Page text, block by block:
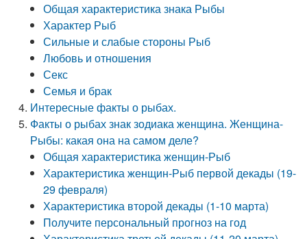
Общая характеристика знака Рыбы
Характер Рыб
Сильные и слабые стороны Рыб
Любовь и отношения
Секс
Семья и брак
Интересные факты о рыбах.
Факты о рыбах знак зодиака женщина. Женщина-
Рыбы: какая она на самом деле?
Общая характеристика женщин-Рыб
Характеристика женщин-Рыб первой декады (19-
29 февраля)
Характеристика второй декады (1-10 марта)
Получите персональный прогноз на год